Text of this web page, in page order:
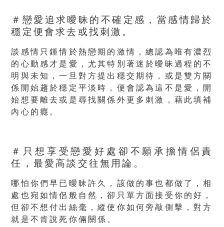
＃戀愛追求曖昧的不確定感，當感情歸於
穩定便會求去或找刺激。
談感情只鍾情於熱戀期的激情，總認為唯有濃烈
的心動感才是愛，尤其特別著迷於曖昧過程的不
明與未知，一旦對方提出穩交期待，或是雙方關
係開始趨於穩定平淡時，便會認為這不是愛，開
始想要離去或是尋找關係外更多刺激，藉此填補
內心的癮。
＃只想享受戀愛好處卻不願承擔情侶責
任，最愛高談交往無用論。
哪怕你們早已曖昧許久，該做的事也都做了，相
處也宛如情侶般自然，卻只單方面接受你的好，
但卻不想付出絲毫，縱使你如何旁敲側擊，對方
就是不肯說死你倆關係。